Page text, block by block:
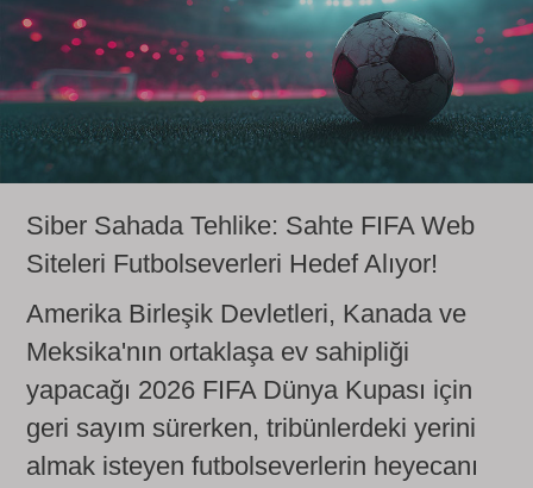
Siber Sahada Tehlike: Sahte FIFA Web
Siteleri Futbolseverleri Hedef Alıyor!
Amerika Birleşik Devletleri, Kanada ve
Meksika'nın ortaklaşa ev sahipliği
yapacağı 2026 FIFA Dünya Kupası için
geri sayım sürerken, tribünlerdeki yerini
almak isteyen futbolseverlerin heyecanı